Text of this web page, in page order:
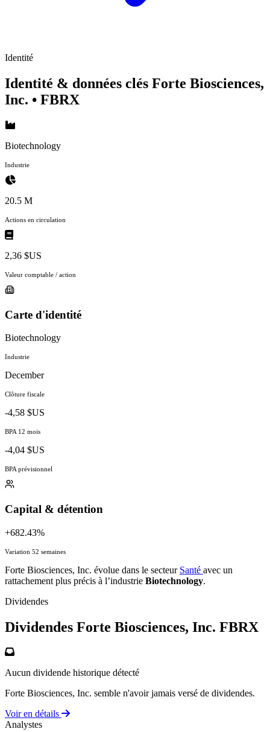
Identité
Identité & données clés Forte Biosciences,
Inc. • FBRX
Biotechnology
Industrie
20.5 M
Actions en circulation
2,36 $US
Valeur comptable / action
Carte d'identité
Biotechnology
Industrie
December
Clôture fiscale
-4,58 $US
BPA 12 mois
-4,04 $US
BPA prévisionnel
Capital & détention
+682.43%
Variation 52 semaines
Forte Biosciences, Inc. évolue dans le secteur Santé avec un
rattachement plus précis à l’industrie Biotechnology.
Dividendes
Dividendes Forte Biosciences, Inc. FBRX
Aucun dividende historique détecté
Forte Biosciences, Inc. semble n'avoir jamais versé de dividendes.
Voir en détails
Analystes